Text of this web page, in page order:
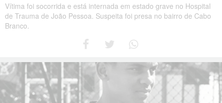
Vítima foi socorrida e está internada em estado grave no Hospital
de Trauma de João Pessoa. Suspeita foi presa no bairro de Cabo
Branco.